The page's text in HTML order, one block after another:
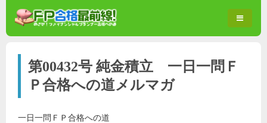
第00432号 純金積立 一日一問Ｆ
Ｐ合格への道メルマガ
一日一問ＦＰ合格への道